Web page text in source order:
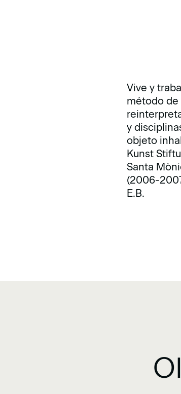
Vive y
método de
y
objeto
Kunst
Santa
(2006-
E.B.